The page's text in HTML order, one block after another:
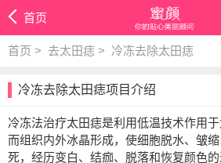
首页
首页 > 去太田痣 > 冷冻去除太田痣
冷冻去除太田痣项目介绍
冷冻法治疗太田痣是利用低温技术作用
而组织内外冰晶形成，使细胞脱水、皱
死，经历变白、结痂、脱落和恢复颜色